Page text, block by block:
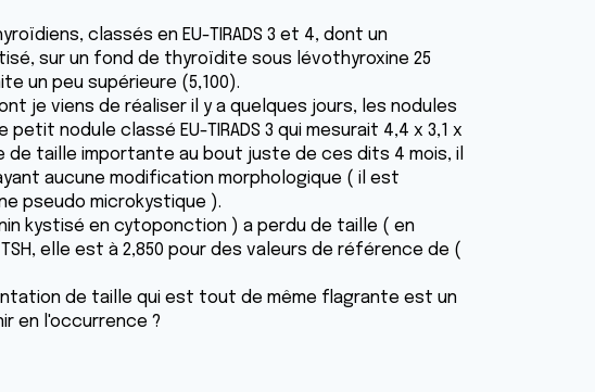
classés en EU-TIRADS 3 et 4, dont un
sur un fond de thyroïdite sous lévothyroxine 25
un peu supérieure (5,100).
je viens de réaliser il y a quelques jours, les nodules
nodule classé EU-TIRADS 3 qui mesurait 4,4 x 3,1 x
de taille importante au bout juste de ces dits 4 mois, il
aucune modification morphologique ( il est
pseudo microkystique ).
kystisé en cytoponction ) a perdu de taille ( en
elle est à 2,850 pour des valeurs de référence de (
de taille qui est tout de même flagrante est un
en l'occurrence ?